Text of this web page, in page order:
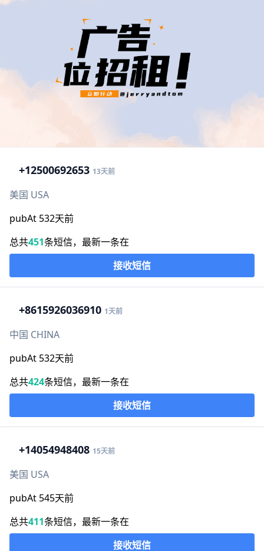
+12500692653 13天前
美国 USA
pubAt 532天前
总共451条短信，最新一条在
接收短信
+8615926036910 1天前
中国 CHINA
pubAt 532天前
总共424条短信，最新一条在
接收短信
+14054948408 15天前
美国 USA
pubAt 545天前
总共411条短信，最新一条在
接收短信